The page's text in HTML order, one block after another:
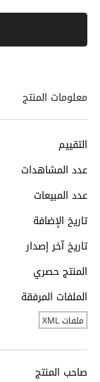
معلومات المنتج
التقييم
عدد المشاهدات
عدد المبيعات
تاريخ الإضافة
تاريخ آخر إصدار
المنتج حصري
الملفات المرفقة
ملفات XML
صاحب المنتج